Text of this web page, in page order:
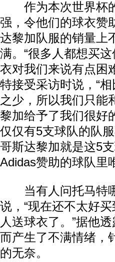
作为本次世界杯的
强，令他们的球衣赞
达黎加队服的销量上
满。“很多人都想买
衣对我们来说有点困
特接受采访时说，“
之少，所以我们只能
黎加给予了我们很好
仅仅有5支球队的队
哥斯达黎加就是这5
Adidas赞助的球队里
当有人问托马特哪
说，“现在还不太好
人送球衣了。”据他
而产生了不满情绪，
的无奈。